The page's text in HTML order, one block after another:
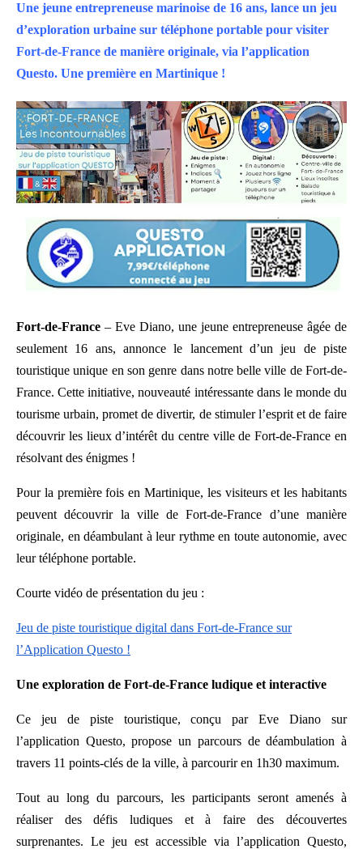
Une jeune entrepreneuse marinoise de 16 ans, lance un jeu
d’exploration urbaine sur téléphone portable pour visiter
Fort-de-France de manière originale, via l’application
Questo. Une première en Martinique !
Fort-de-France – Eve Diano, une jeune entrepreneuse âgée de
seulement 16 ans, annonce le lancement d’un jeu de piste
touristique unique en son genre dans notre belle ville de Fort-de-
France. Cette initiative, nouveauté intéressante dans le monde du
tourisme urbain, promet de divertir, de stimuler l’esprit et de faire
découvrir les lieux d’intérêt du centre ville de Fort-de-France en
résolvant des énigmes !
Pour la première fois en Martinique, les visiteurs et les habitants
peuvent découvrir la ville de Fort-de-France d’une manière
originale, en déambulant à leur rythme en toute autonomie, avec
leur téléphone portable.
Courte vidéo de présentation du jeu :
Jeu de piste touristique digital dans Fort-de-France sur
l’Application Questo !
Une exploration de Fort-de-France ludique et interactive
Ce jeu de piste touristique, conçu par Eve Diano sur
l’application Questo, propose un parcours de déambulation à
travers 11 points-clés de la ville, à parcourir en 1h30 maximum.
Tout au long du parcours, les participants seront amenés à
réaliser des défis ludiques et à faire des découvertes
surprenantes. Le jeu est accessible via l’application Questo,